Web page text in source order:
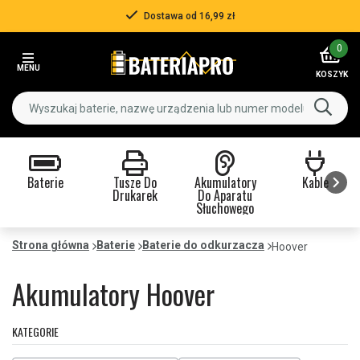
Dostawa od 16,99 zł
MENU
0
KOSZYK
Baterie Tusze Do
Drukarek
Akumulatory
Do Aparatu
Słuchowego
Kable
Strona główna Baterie Baterie do odkurzacza Hoover
Akumulatory Hoover
KATEGORIE